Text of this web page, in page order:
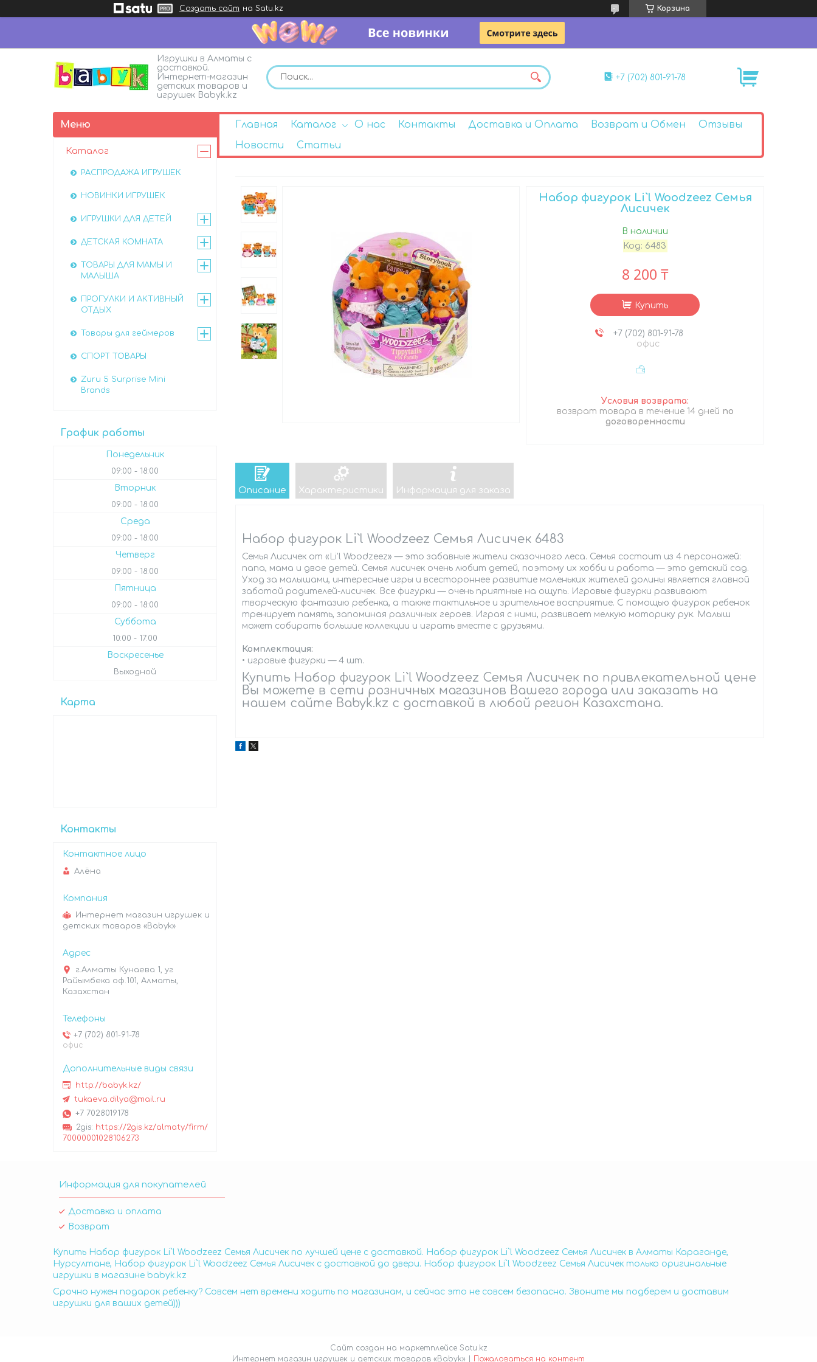
Создать сайт на Satu.kz Корзина
Игрушки в Алматы с
доставкой.
Интернет-магазин
детских товаров и
игрушек Babyk.kz
+7 (702) 801-91-78
Главная Каталог О нас Контакты Доставка и Оплата Возврат и Обмен
Отзывы
Новости
Статьи
Набор фигурок Li`l Woodzeez Семья
Лисичек
В наличии
Код: 6483
8 200 ₸
Купить
+7 (702) 801-91-78
офис
возврат товара в течение 14 дней по
договоренности
Описание Характеристики Информация для заказа
Набор фигурок Li`l Woodzeez Семья Лисичек 6483
Семья Лисичек от «Li’l Woodzeez» — это забавные жители сказочного леса. Семья состоит из 4 персонажей:
папа, мама и двое детей. Семья лисичек очень любит детей, поэтому их хобби и работа — это детский сад.
Уход за малышами, интересные игры и всестороннее развитие маленьких жителей долины является главной
заботой родителей-лисичек. Все фигурки — очень приятные на ощупь. Игровые фигурки развивают
творческую фантазию ребенка, а также тактильное и зрительное восприятие. С помощью фигурок ребенок
тренирует память, запоминая различных героев. Играя с ними, развивает мелкую моторику рук. Малыш
может собирать большие коллекции и играть вместе с друзьями.
Комплектация:
• игровые фигурки — 4 шт.
Купить Набор фигурок Li`l Woodzeez Семья Лисичек по привлекательной цене
Вы можете в сети розничных магазинов Вашего города или заказать на
нашем сайте Babyk.kz с доставкой в любой регион Казахстана.
Каталог
РАСПРОДАЖА ИГРУШЕК
НОВИНКИ ИГРУШЕК
ИГРУШКИ ДЛЯ ДЕТЕЙ
ДЕТСКАЯ КОМНАТА
ТОВАРЫ ДЛЯ МАМЫ И
МАЛЫША
ПРОГУЛКИ И АКТИВНЫЙ
ОТДЫХ
Товары для геймеров
СПОРТ ТОВАРЫ
Zuru 5 Surprise Mini
Brands
График работы
Понедельник
09:00 18:00
Вторник
09:00 18:00
Среда
09:00 18:00
Четверг
09:00 18:00
Пятница
09:00 18:00
Суббота
10:00 17:00
Воскресенье
Выходной
Карта
Контакты
Алёна
Интернет магазин игрушек и
детских товаров «Babyk»
г.Алматы Кунаева 1, уг
Райымбека оф.101, Алматы,
Казахстан
+7 (702) 801-91-78
офис
http://babyk.kz/
tukaeva.dilya@mail.ru
+7 7028019178
2gis https://2gis.kz/almaty/firm/
70000001028106273
Информация для покупателей
Доставка и оплата
Возврат
Купить Набор фигурок Li`l Woodzeez Семья Лисичек по лучшей цене с доставкой. Набор фигурок Li`l Woodzeez Семья Лисичек в Алматы Караганде,
Нурсултане, Набор фигурок Li`l Woodzeez Семья Лисичек с доставкой до двери. Набор фигурок Li`l Woodzeez Семья Лисичек только оригинальные
игрушки в магазине babyk.kz
Срочно нужен подарок ребенку? Совсем нет времени ходить по магазинам, и сейчас это не совсем безопасно. Звоните мы подберем и доставим
игрушки для ваших детей)))
Сайт создан на маркетплейсе Satu.kz
Пожаловаться на контент